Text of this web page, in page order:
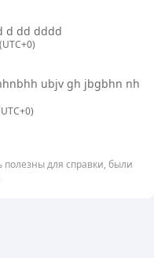
d dd dddd
ubjv gh jbgbhn nh
для справки, были